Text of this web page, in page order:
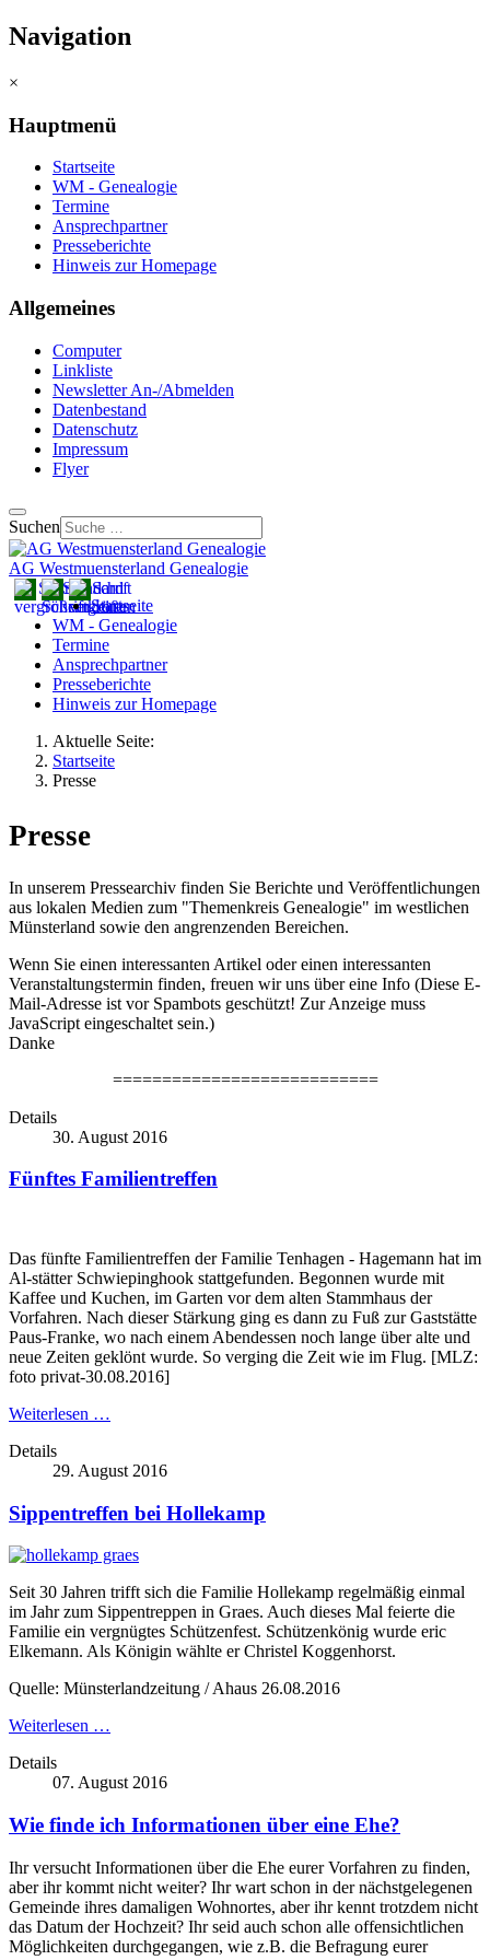
Navigation
×
Hauptmenü
Startseite
WM - Genealogie
Termine
Ansprechpartner
Presseberichte
Hinweis zur Homepage
Allgemeines
Computer
Linkliste
Newsletter An-/Abmelden
Datenbestand
Datenschutz
Impressum
Flyer
Suchen
AG Westmuensterland Genealogie
Startseite
WM - Genealogie
Termine
Ansprechpartner
Presseberichte
Hinweis zur Homepage
Aktuelle Seite:
Startseite
Presse
Presse
In unserem Pressearchiv finden Sie Berichte und Veröffentlichungen
aus lokalen Medien zum "Themenkreis Genealogie" im westlichen
Münsterland sowie den angrenzenden Bereichen.
Wenn Sie einen interessanten Artikel oder einen interessanten
Veranstaltungstermin finden, freuen wir uns über eine Info (Diese E-
Mail-Adresse ist vor Spambots geschützt! Zur Anzeige muss
JavaScript eingeschaltet sein.)
Danke
===========================
Details
30. August 2016
Fünftes Familientreffen
Das fünfte Familientreffen der Familie Tenhagen - Hagemann hat im
Al-stätter Schwiepinghook stattgefunden. Begonnen wurde mit
Kaffee und Kuchen, im Garten vor dem alten Stammhaus der
Vorfahren. Nach dieser Stärkung ging es dann zu Fuß zur Gaststätte
Paus-Franke, wo nach einem Abendessen noch lange über alte und
neue Zeiten geklönt wurde. So verging die Zeit wie im Flug. [MLZ:
foto privat-30.08.2016]
Weiterlesen …
Details
29. August 2016
Sippentreffen bei Hollekamp
Seit 30 Jahren trifft sich die Familie Hollekamp regelmäßig einmal
im Jahr zum Sippentreppen in Graes. Auch dieses Mal feierte die
Familie ein vergnügtes Schützenfest. Schützenkönig wurde eric
Elkemann. Als Königin wählte er Christel Koggenhorst.
Quelle: Münsterlandzeitung / Ahaus 26.08.2016
Weiterlesen …
Details
07. August 2016
Wie finde ich Informationen über eine Ehe?
Ihr versucht Informationen über die Ehe eurer Vorfahren zu finden,
aber ihr kommt nicht weiter? Ihr wart schon in der nächstgelegenen
Gemeinde ihres damaligen Wohnortes, aber ihr kennt trotzdem nicht
das Datum der Hochzeit? Ihr seid auch schon alle offensichtlichen
Möglichkeiten durchgegangen, wie z.B. die Befragung eurer